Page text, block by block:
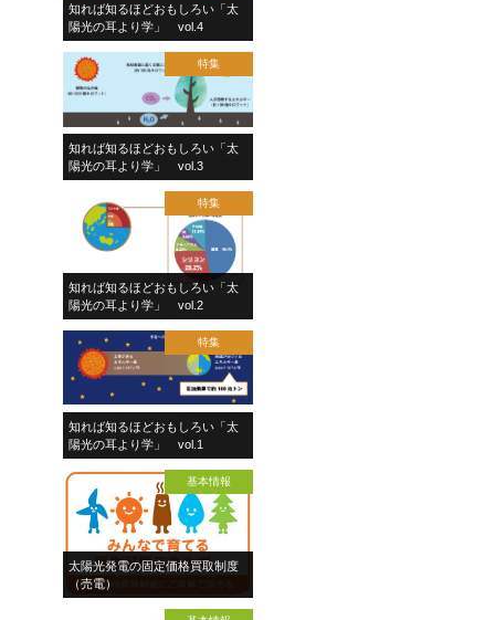
知れば知るほどおもしろい「太
陽光の耳より学」 vol.4
特集
知れば知るほどおもしろい「太
陽光の耳より学」 vol.3
特集
知れば知るほどおもしろい「太
陽光の耳より学」 vol.2
特集
知れば知るほどおもしろい「太
陽光の耳より学」 vol.1
基本情報
太陽光発電の固定価格買取制度
（売電）